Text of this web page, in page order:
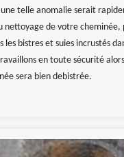
une telle anomalie serait
nettoyage de votre cheminée,
les bistres et suies incrustés
en toute sécurité
sera bien debistrée.